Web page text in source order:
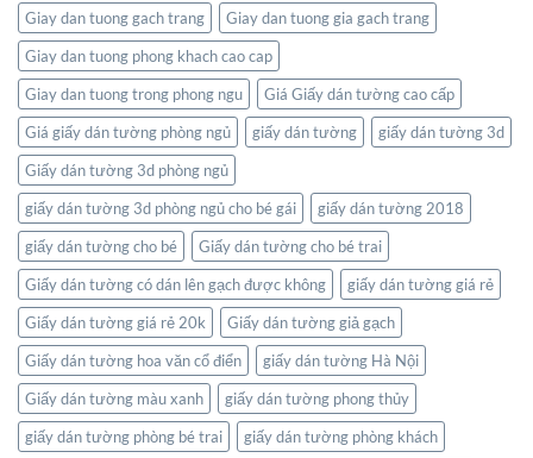
Thiên
Nhiên
Kết
nối
giới
ngay
trong
không
gian
sống
của
bạn
Giay dan tuong gach trang
Giay dan tuong gia gach trang
Giay dan tuong phong khach cao cap
Giay dan tuong trong phong ngu
Giá Giấy dán tường cao cấp
Giá giấy dán tường phòng ngủ
giấy dán tường
giấy dán tường 3d
Giấy dán tường 3d phòng ngủ
giấy dán tường 3d phòng ngủ cho bé gái
giấy dán tường 2018
giấy dán tường cho bé
Giấy dán tường cho bé trai
Giấy dán tường có dán lên gạch được không
giấy dán tường giá rẻ
Giấy dán tường giá rẻ 20k
Giấy dán tường giả gạch
Giấy dán tường hoa văn cổ điển
giấy dán tường Hà Nội
Giấy dán tường màu xanh
giấy dán tường phong thủy
giấy dán tường phòng bé trai
giấy dán tường phòng khách